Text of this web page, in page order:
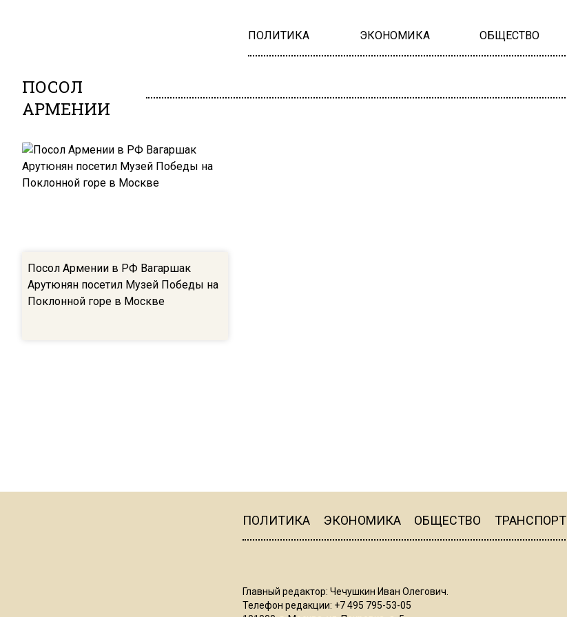
ПОЛИТИКА ЭКОНОМИКА ОБЩЕСТВО
ПОСОЛ
АРМЕНИИ
Посол Армении в РФ Вагаршак
Арутюнян посетил Музей Победы на
Поклонной горе в Москве
ПОЛИТИКА ЭКОНОМИКА ОБЩЕСТВО ТРАНСПОРТ
Главный редактор: Чечушкин Иван Олегович.
Телефон редакции: +7 495 795-53-05